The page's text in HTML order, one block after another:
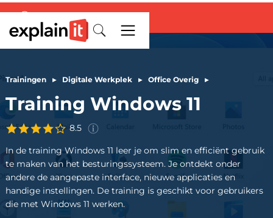
Trainingen ▸ Digitale Werkplek ▸ Office Overig ▸
Training Windows 11
8.5
ervaringen van 248deelnemers
afgelopen 3 jaar.
In de training Windows 11 leer je om slim en efficiënt gebruik
te maken van het besturingssysteem. Je ontdekt onder
andere de aangepaste interface, nieuwe applicaties en
handige instellingen. De training is geschikt voor gebruikers
die met Windows 11 werken.